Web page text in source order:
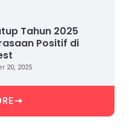
Tahun 2025
Positif di
20, 2025